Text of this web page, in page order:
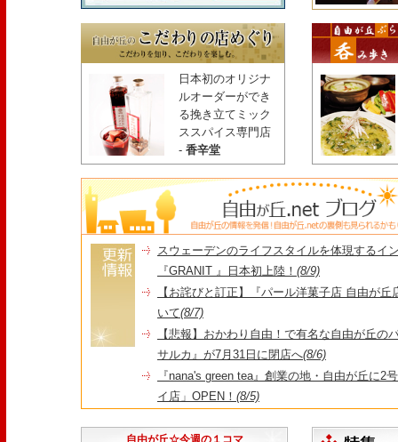
日本初のオリジナ
ルオーダーができ
る挽き立てミック
ススパイス専門店
- 香辛堂
スウェーデンのライフスタイルを体現するイ
『GRANIT 』日本初上陸！ (8/9)
【お詫びと訂正】『パール洋菓子店 自由が
いて(8/7)
【悲報】おかわり自由！で有名な自由が丘の
サルカ』が7月31日に閉店へ(8/6)
『nana's green tea』創業の地・自由が丘に2
イ店」OPEN！ (8/5)
店・閉店情報まとめ】
自由が丘☆今週の１コマ